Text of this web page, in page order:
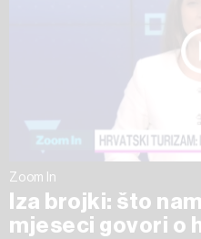
Zoom In
Iza brojki: što
mjeseci govori o